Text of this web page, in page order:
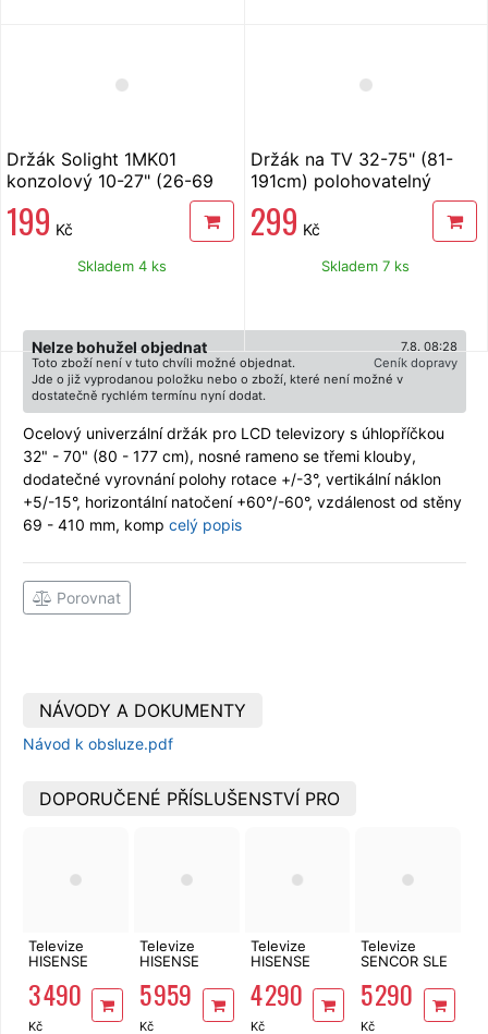
Držák Solight 1MK01
konzolový 10-27" (26-69
cm) max. nosnost 15 kg
199 Kč
Skladem 4 ks
Držák na TV 32-75" (81-
191cm) polohovatelný
299 Kč
Skladem 7 ks
7.8. 08:28
Nelze bohužel objednat
Ceník dopravy
Toto zboží není v tuto chvíli možné objednat.
Jde o již vyprodanou položku nebo o zboží, které není možné v
dostatečně rychlém termínu nyní dodat.
Ocelový univerzální držák pro LCD televizory s úhlopříčkou
32" - 70" (80 - 177 cm), nosné rameno se třemi klouby,
dodatečné vyrovnání polohy rotace +/-3°, vertikální náklon
+5/-15°, horizontální natočení +60°/-60°, vzdálenost od stěny
69 - 410 mm, komp celý popis
Porovnat
NÁVODY A DOKUMENTY
Návod k obsluze.pdf
DOPORUČENÉ PŘÍSLUŠENSTVÍ PRO
Televize
HISENSE
3 490
Kč
Televize
HISENSE
5 959
Kč
Televize
HISENSE
4 290
Kč
Televize
SENCOR SLE
5 290
Kč